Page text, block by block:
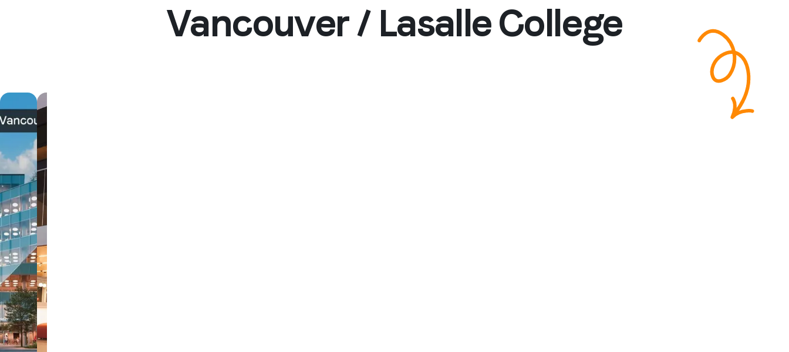
Vancouver / Lasalle College